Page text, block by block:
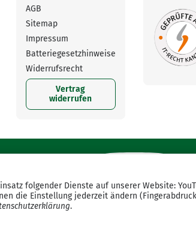
AGB
Sitemap
Impressum
Batteriegesetzhinweise
Widerrufsrecht
Vertrag
widerrufen
folgender Dienste auf unserer Website:
die Einstellung jederzeit ändern
.